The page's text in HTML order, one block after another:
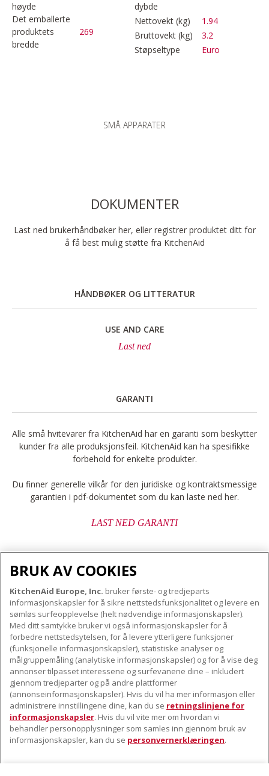
høyde
dybde
Det emballerte
produktets
bredde
269
Nettovekt (kg)
1.94
Bruttovekt (kg)
3.2
Støpseltype
Euro
SMÅ APPARATER
DOKUMENTER
Last ned brukerhåndbøker her, eller registrer produktet ditt for
å få best mulig støtte fra KitchenAid
HÅNDBØKER OG LITTERATUR
USE AND CARE
Last ned
GARANTI
Alle små hvitevarer fra KitchenAid har en garanti som beskytter
kunder fra alle produksjonsfeil. KitchenAid kan ha spesifikke
forbehold for enkelte produkter.
Du finner generelle vilkår for den juridiske og kontraktsmessige
garantien i pdf-dokumentet som du kan laste ned her.
LAST NED GARANTI
OM KITCHENAID
Merkets kjerne
Merkehistorie
ODR
VÅRE PRODUKTER
Små apparater
Produkttilbehør
KUNDESERVICE
Finn et servicesenter nær deg
Garanti og dokumenter
Kontaktinformasjon
FØLG OSS
BRUK AV COOKIES
KitchenAid Europe, Inc. bruker første- og tredjeparts
informasjonskapsler for å sikre nettstedsfunksjonalitet og levere en
sømløs surfeopplevelse (helt nødvendige informasjonskapsler).
Med ditt samtykke bruker vi også informasjonskapsler for å
forbedre nettstedsytelsen, for å levere ytterligere funksjoner
(funksjonelle informasjonskapsler), statistiske analyser og
målgruppemåling (analytiske informasjonskapsler) og for å vise deg
annonser tilpasset interessene og surfevanene dine – inkludert
gjennom tredjeparter og på andre plattformer
(annonseinformasjonskapsler). Hvis du vil ha mer informasjon eller
administrere innstillingene dine, kan du se retningslinjene for
informasjonskapsler. Hvis du vil vite mer om hvordan vi
behandler personopplysninger som samles inn gjennom bruk av
informasjonskapsler, kan du se personvernerklæringen.